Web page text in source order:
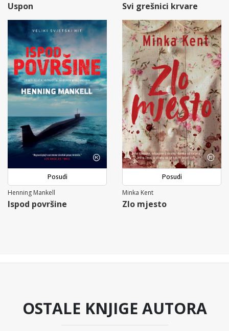
Uspon Svi grešnici krvare
Posudi
Henning Mankell
Ispod površine
Posudi
Minka Kent
Zlo mjesto
OSTALE KNJIGE AUTORA